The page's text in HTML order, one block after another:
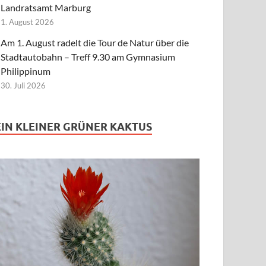
Landratsamt Marburg
1. August 2026
Am 1. August radelt die Tour de Natur über die
Stadtautobahn – Treff 9.30 am Gymnasium
Philippinum
30. Juli 2026
KLEINER GRÜNER KAKTUS